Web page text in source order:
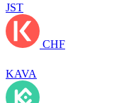
JST
CHF
KAVA